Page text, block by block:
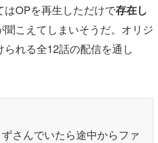
OPを再生しただけで存在し
聞こえてしまいそうだ。オリジ
れる全12話の配信を通し
さんでいたら途中からファ